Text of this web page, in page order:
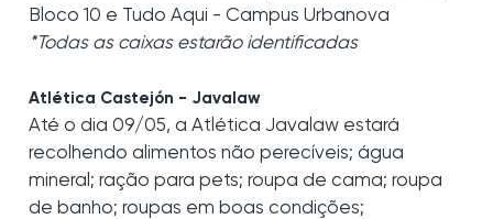
Bloco 10 e Tudo Aqui - Campus Urbanova
*Todas as caixas estarão identificadas
Atlética Castejón - Javalaw
Até o dia 09/05, a Atlética Javalaw estará
recolhendo alimentos não perecíveis; água
mineral; ração para pets; roupa de cama; roupa
de banho; roupas em boas condições;